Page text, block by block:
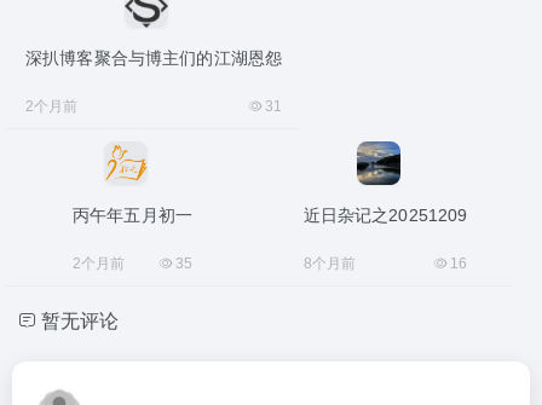
深扒博客聚合与博主们的江湖恩怨
2个月前 31
丙午年五月初一
2个月前 35
近日杂记之20251209
8个月前 16
暂无评论